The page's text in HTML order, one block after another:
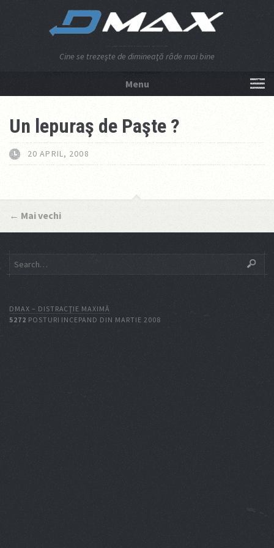
Cine se trezeşte de dimineaţă râde mai bine
Menu
Un lepuraş de Paşte ?
20 APRIL, 2008
← Mai vechi
DMAX – DISTRACŢIE MAXIMĂ
5272 POSTURI INCEPAND DIN MARTIE 2008